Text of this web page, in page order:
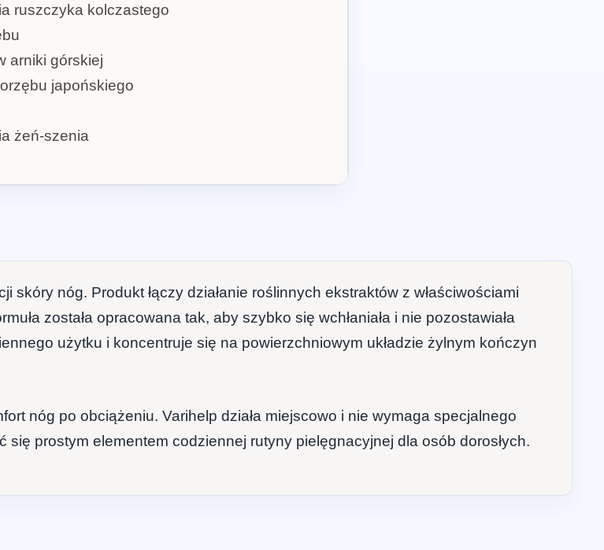
ruszczyka kolczastego
arniki górskiej
japońskiego
żeń-szenia
nóg. Produkt łączy działanie roślinnych ekstraktów z właściwościami
została opracowana tak, aby szybko się wchłaniała i nie pozostawiała
użytku i koncentruje się na powierzchniowym układzie żylnym kończyn
nóg po obciążeniu. Varihelp działa miejscowo i nie wymaga specjalnego
prostym elementem codziennej rutyny pielęgnacyjnej dla osób dorosłych.